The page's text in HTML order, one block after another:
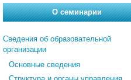
О семинарии
Сведения об образовательной
организации
Основные сведения